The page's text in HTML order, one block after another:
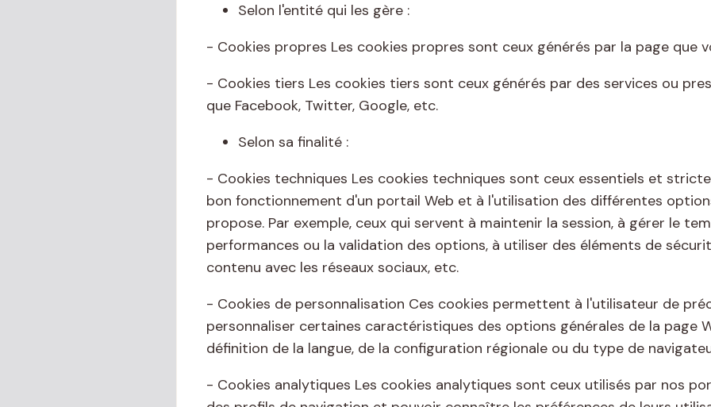
Selon l'entité qui les gère :
- Cookies propres Les cookies propres sont ceux générés par la page que
- Cookies tiers Les cookies tiers sont ceux générés par des services ou
que Facebook, Twitter, Google, etc.
Selon sa finalité :
- Cookies techniques Les cookies techniques sont ceux essentiels et
bon fonctionnement d'un portail Web et à l'utilisation des différentes
propose. Par exemple, ceux qui servent à maintenir la session, à gérer le
performances ou la validation des options, à utiliser des éléments de
contenu avec les réseaux sociaux, etc.
- Cookies de personnalisation Ces cookies permettent à l'utilisateur de
personnaliser certaines caractéristiques des options générales de la page
définition de la langue, de la configuration régionale ou du type de
- Cookies analytiques Les cookies analytiques sont ceux utilisés par nos